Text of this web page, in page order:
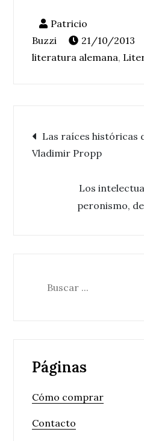
21/10/2013
literatura alemana,
entradas
Las raíces históricas
Vladimir Propp
Los
peronismo,
Páginas
Cómo comprar
Contacto